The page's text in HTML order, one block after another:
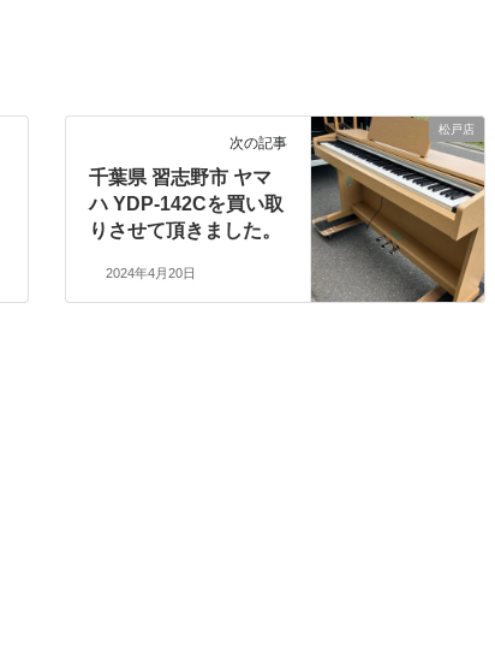
松戸店
次の記事
千葉県 習志野市 ヤマ
ハ YDP-142Cを買い取
りさせて頂きました。
2024年4月20日